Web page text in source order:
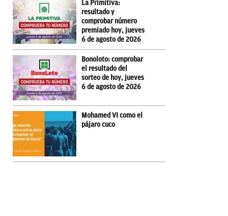
La Primitiva:
resultado y
comprobar número
premiado hoy, jueves
6 de agosto de 2026
Bonoloto: comprobar
el resultado del
sorteo de hoy, jueves
6 de agosto de 2026
Mohamed VI como el
pájaro cuco